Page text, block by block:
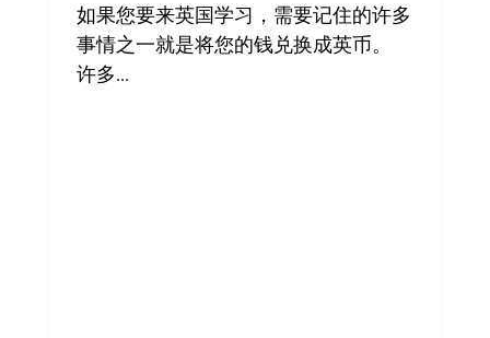
如果您要来英国学习，需要记住的许多
事情之一就是将您的钱兑换成英币。
许多...